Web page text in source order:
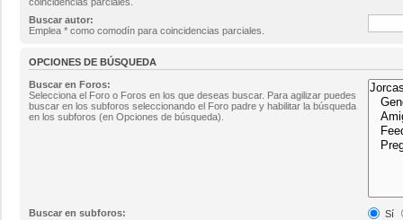
Buscar autor:
Emplea * como comodín para coincidencias parciales.
OPCIONES DE BÚSQUEDA
Buscar en Foros:
Selecciona el Foro o Foros en los que deseas buscar. Para agilizar puedes
buscar en los subforos seleccionando el Foro padre y habilitar la búsqueda
en los subforos (en Opciones de búsqueda).
Buscar en subforos:
Sí